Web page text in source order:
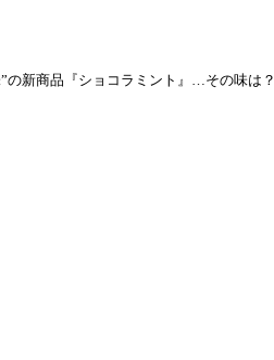
新商品『ショコラミント』…その味は？